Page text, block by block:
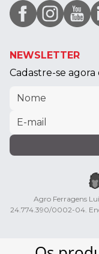
NEWSLETTER
Cadastre-se
Agro Ferragens
24.774.390/0002-04.